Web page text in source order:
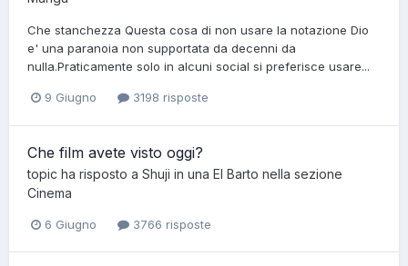
Che stanchezza Questa cosa di non usare la notazione Dio
e' una paranoia non supportata da decenni da
nulla.Praticamente solo in alcuni social si preferisce usare...
9 Giugno 3198 risposte
Che film avete visto oggi?
topic ha risposto a Shuji in una El Barto nella sezione
Cinema
6 Giugno 3766 risposte